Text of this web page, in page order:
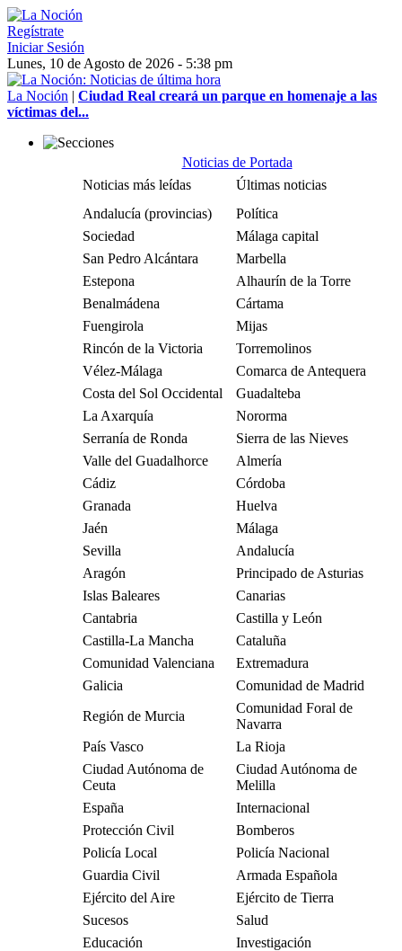
Regístrate
Iniciar Sesión
Lunes, 10 de Agosto de 2026 - 5:38 pm
La Noción | Ciudad Real creará un parque en homenaje a las
víctimas del...
Noticias de Portada
Noticias más leídas
Últimas noticias
Andalucía (provincias)
Política
Sociedad
Málaga capital
San Pedro Alcántara
Marbella
Estepona
Alhaurín de la Torre
Benalmádena
Cártama
Fuengirola
Mijas
Rincón de la Victoria
Torremolinos
Vélez-Málaga
Comarca de Antequera
Costa del Sol Occidental
Guadalteba
La Axarquía
Nororma
Serranía de Ronda
Sierra de las Nieves
Valle del Guadalhorce
Almería
Cádiz
Córdoba
Granada
Huelva
Jaén
Málaga
Sevilla
Andalucía
Aragón
Principado de Asturias
Islas Baleares
Canarias
Cantabria
Castilla y León
Castilla-La Mancha
Cataluña
Comunidad Valenciana
Extremadura
Galicia
Comunidad de Madrid
Región de Murcia
Comunidad Foral de
Navarra
País Vasco
La Rioja
Ciudad Autónoma de
Ceuta
Ciudad Autónoma de
Melilla
España
Internacional
Protección Civil
Bomberos
Policía Local
Policía Nacional
Guardia Civil
Armada Española
Ejército del Aire
Ejército de Tierra
Sucesos
Salud
Educación
Investigación